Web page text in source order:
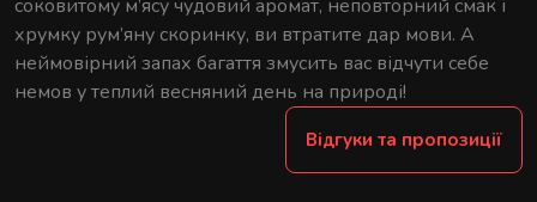
соковитому м’ясу чудовий аромат, неповторний смак і
хрумку рум’яну скоринку, ви втратите дар мови. А
неймовірний запах багаття змусить вас відчути себе
немов у теплий весняний день на природі!
Відгуки та пропозиції